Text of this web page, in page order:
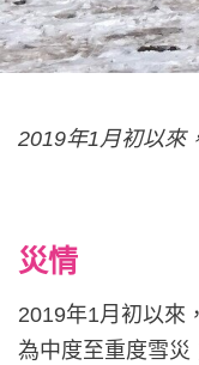
2019年1月初以來
災情
2019年1月初以來
為中度至重度雪災